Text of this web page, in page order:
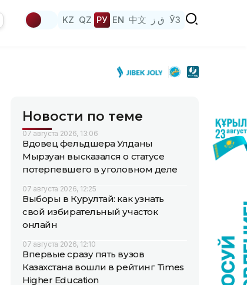
KZ QZ РУ EN 中文 ق ز ЎЗ
Новости по теме
07 августа 2026, 13:06
Вдовец фельдшера Улданы
Мырзуан высказался о статусе
потерпевшего в уголовном деле
07 августа 2026, 12:25
Выборы в Курултай: как узнать
свой избирательный участок
онлайн
07 августа 2026, 12:10
Впервые сразу пять вузов
Казахстана вошли в рейтинг Times
Higher Education